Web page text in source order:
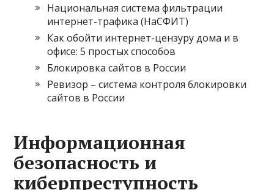
Национальная система фильтрации
интернет-трафика (НаСФИТ)
Как обойти интернет-цензуру дома и в
офисе: 5 простых способов
Блокировка сайтов в России
Ревизор – система контроля блокировки
сайтов в России
Информационная
безопасность и
киберпреступность